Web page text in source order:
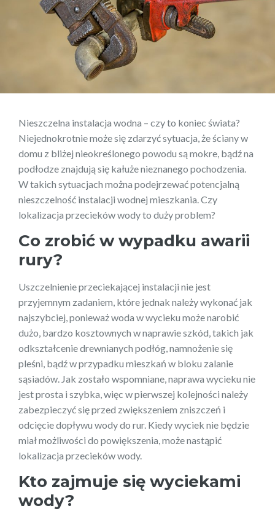
Nieszczelna instalacja wodna – czy to koniec świata?
Niejednokrotnie może się zdarzyć sytuacja, że ściany w
domu z bliżej nieokreślonego powodu są mokre, bądź na
podłodze znajdują się kałuże nieznanego pochodzenia.
W takich sytuacjach można podejrzewać potencjalną
nieszczelność instalacji wodnej mieszkania. Czy
lokalizacja przecieków wody to duży problem?
Co zrobić w wypadku awarii
rury?
Uszczelnienie przeciekającej instalacji nie jest
przyjemnym zadaniem, które jednak należy wykonać jak
najszybciej, ponieważ woda w wycieku może narobić
dużo, bardzo kosztownych w naprawie szkód, takich jak
odkształcenie drewnianych podłóg, namnożenie się
pleśni, bądź w przypadku mieszkań w bloku zalanie
sąsiadów. Jak zostało wspomniane, naprawa wycieku nie
jest prosta i szybka, więc w pierwszej kolejności należy
zabezpieczyć się przed zwiększeniem zniszczeń i
odcięcie dopływu wody do rur. Kiedy wyciek nie będzie
miał możliwości do powiększenia, może nastąpić
lokalizacja przecieków wody.
Kto zajmuje się wyciekami
wody?